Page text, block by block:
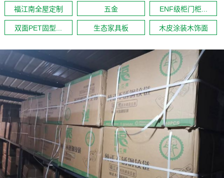
福江南全屋定制 五金 ENF级柜门柜...
双面PET固型... 生态家具板 木皮涂装木饰面